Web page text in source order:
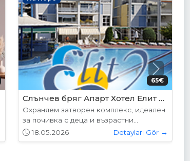
204.52€ (400лв.)
VP-01S Hepo
Вратите се предлагат в следните
размери: 87х204см. 77х204см...
01.05.2026
Detayları Gör →
Next